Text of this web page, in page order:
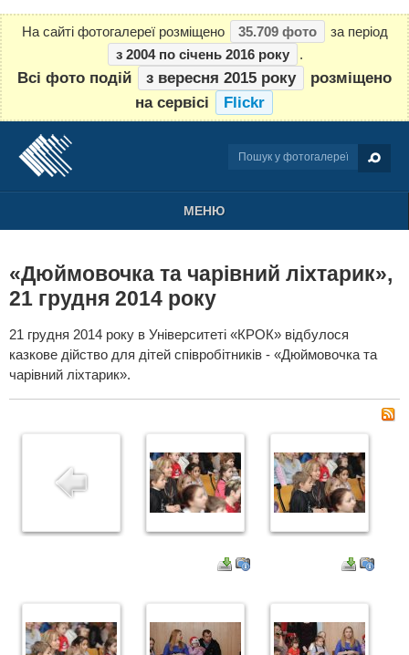
На сайті фотогалереї розміщено 35.709 фото
за період
з 2004 по січень 2016 року
.
Всі фото подій з вересня 2015 року
розміщено
на сервісі
Flickr
МЕНЮ
«Дюймовочка та чарівний ліхтарик»,
21 грудня 2014 року
21 грудня 2014 року в Університеті «КРОК» відбулося
казкове дійство для дітей співробітників - «Дюймовочка та
чарівний ліхтарик».